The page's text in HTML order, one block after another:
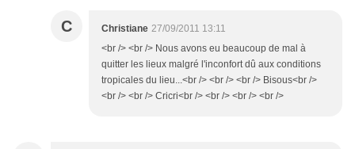
C Christiane 27/09/2011 13:11
<br /> <br /> Nous avons eu beaucoup de mal à
quitter les lieux malgré l'inconfort dû aux conditions
tropicales du lieu...<br /> <br /> <br /> Bisous<br />
<br /> <br /> Cricri<br /> <br /> <br /> <br />